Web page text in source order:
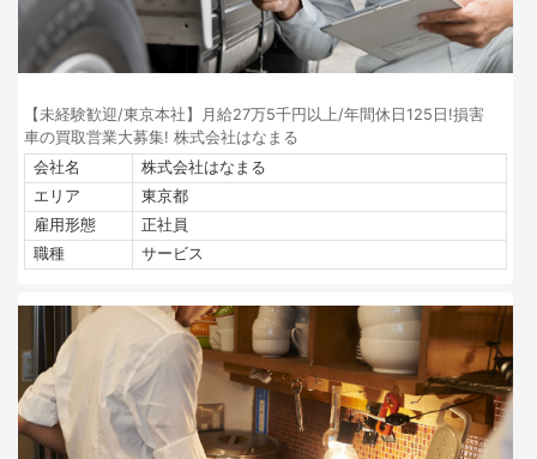
【未経験歓迎/東京本社】月給27万5千円以上/年間休日125日!損害
車の買取営業大募集! 株式会社はなまる
会社名
株式会社はなまる
エリア
東京都
雇用形態
正社員
職種
サービス